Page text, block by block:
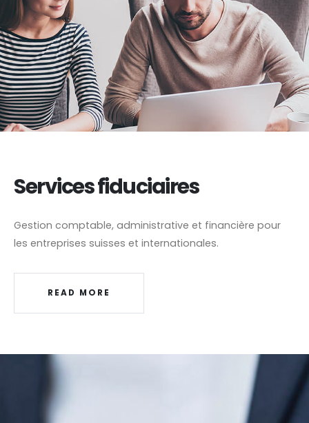
Services fiduciaires
Gestion comptable, administrative et financière pour
les entreprises suisses et internationales.
READ MORE